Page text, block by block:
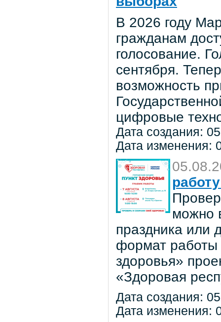
В 2026 году
гражданам
голосование.
сентября.
возможность
цифровые
Дата создания:
Дата изменения:
можно
праздника или
формат работы
здоровья»
«Здоровая
Дата создания:
Дата изменения: